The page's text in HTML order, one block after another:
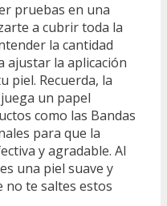
pruebas en una
a cubrir toda la
la cantidad
ajustar la aplicación
piel. Recuerda, la
un papel
como las Bandas
para que la
y agradable. Al
una piel suave y
no te saltes estos